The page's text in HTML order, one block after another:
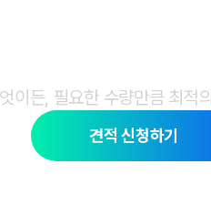
이든, 필요한 수량만큼 최적의
견적 신청하기